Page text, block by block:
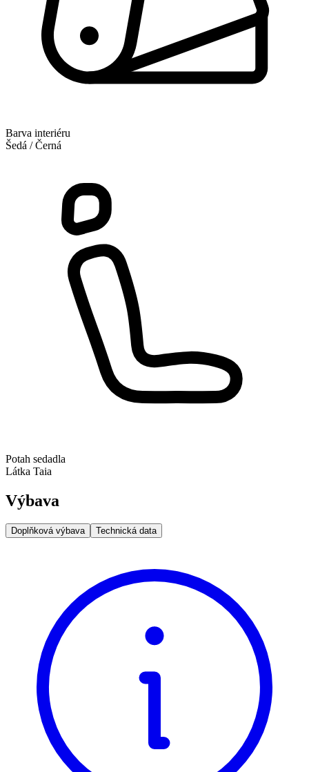
Barva interiéru
Šedá / Černá
Potah sedadla
Látka Taia
Výbava
Doplňková výbava Technická data